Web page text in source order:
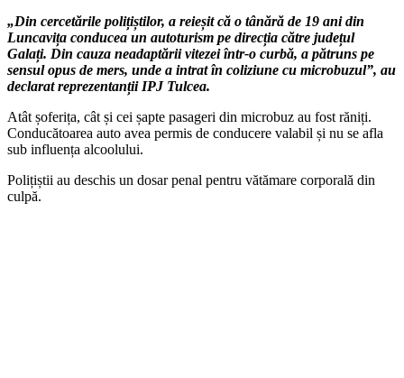
„Din cercetările polițiștilor, a reieșit că o tânără de 19 ani din
Luncavița conducea un autoturism pe direcția către județul
Galați. Din cauza neadaptării vitezei într-o curbă, a pătruns pe
sensul opus de mers, unde a intrat în coliziune cu microbuzul”, au
declarat reprezentanții IPJ Tulcea.
Atât șoferița, cât și cei șapte pasageri din microbuz au fost răniți.
Conducătoarea auto avea permis de conducere valabil și nu se afla
sub influența alcoolului.
Polițiștii au deschis un dosar penal pentru vătămare corporală din
culpă.